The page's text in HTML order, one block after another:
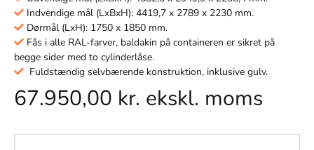
Indvendige mål (LxBxH): 4419,7 x 2789 x 2230 mm.
Dørmål (LxH): 1750 x 1850 mm.
Fås i alle RAL-farver, baldakin på containeren er sikret på
begge sider med to cylinderlåse.
Fuldstændig selvbærende konstruktion, inklusive gulv.
67.950,00 kr. ekskl. moms